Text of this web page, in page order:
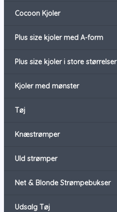
Cocoon Kjoler
Plus size kjoler med A-form
Plus size kjoler i store størrelser
Kjoler med mønster
Tøj
Knæstrømper
Uld strømper
Net & Blonde Strømpebukser
Udsalg Tøj